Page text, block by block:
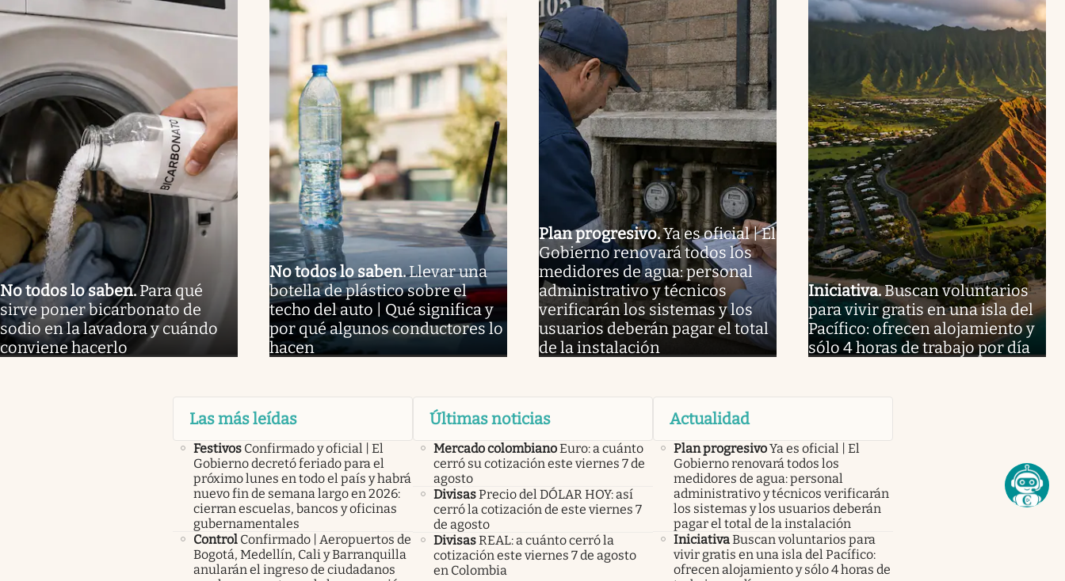
No todos lo saben.Para qué
sirve poner bicarbonato de
sodio en la lavadora y cuándo
conviene hacerlo
No todos lo saben.Llevar una
botella de plástico sobre el
techo del auto | Qué significa y
por qué algunos conductores lo
hacen
Plan progresivo.Ya es oficial | El
Gobierno renovará todos los
medidores de agua: personal
administrativo y técnicos
verificarán los sistemas y los
usuarios deberán pagar el total
de la instalación
Iniciativa.Buscan voluntarios
para vivir gratis en una isla del
Pacífico: ofrecen alojamiento y
sólo 4 horas de trabajo por día
Las más leídas
Festivos Confirmado y oficial | El
Gobierno decretó feriado para el
próximo lunes en todo el país y habrá
nuevo fin de semana largo en 2026:
cierran escuelas, bancos y oficinas
gubernamentales
Control Confirmado | Aeropuertos de
Bogotá, Medellín, Cali y Barranquilla
anularán el ingreso de ciudadanos
Últimas noticias
Mercado colombianoEuro: a cuánto
cerró su cotización este viernes 7 de
agosto
DivisasPrecio del DÓLAR HOY: así
cerró la cotización de este viernes 7
de agosto
DivisasREAL: a cuánto cerró la
cotización este viernes 7 de agosto
en Colombia
Actualidad
Plan progresivoYa es oficial | El
Gobierno renovará todos los
medidores de agua: personal
administrativo y técnicos verificarán
los sistemas y los usuarios deberán
pagar el total de la instalación
IniciativaBuscan voluntarios para
vivir gratis en una isla del Pacífico:
ofrecen alojamiento y sólo 4 horas de